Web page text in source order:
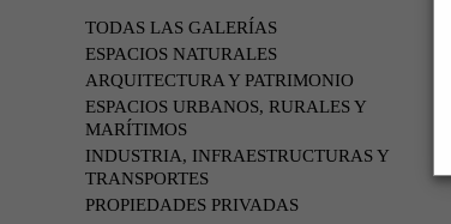
TODAS LAS GALERÍAS
ESPACIOS NATURALES
ARQUITECTURA Y PATRIMONIO
ESPACIOS URBANOS, RURALES Y
MARÍTIMOS
INDUSTRIA, INFRAESTRUCTURAS Y
TRANSPORTES
PROPIEDADES PRIVADAS